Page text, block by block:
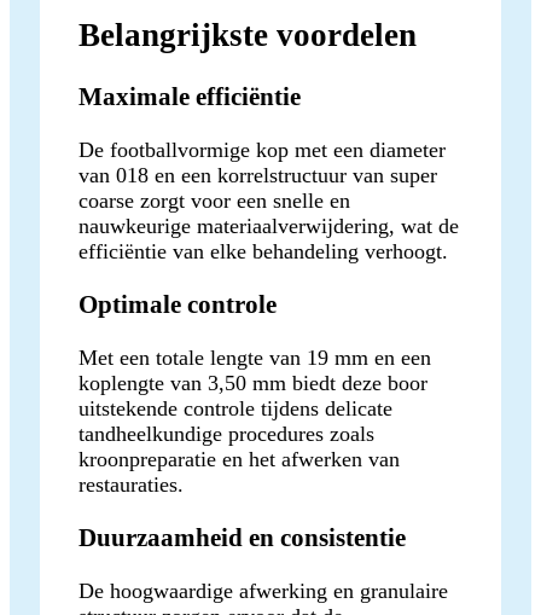
Belangrijkste voordelen
Maximale efficiëntie
De footballvormige kop met een diameter
van 018 en een korrelstructuur van super
coarse zorgt voor een snelle en
nauwkeurige materiaalverwijdering, wat de
efficiëntie van elke behandeling verhoogt.
Optimale controle
Met een totale lengte van 19 mm en een
koplengte van 3,50 mm biedt deze boor
uitstekende controle tijdens delicate
tandheelkundige procedures zoals
kroonpreparatie en het afwerken van
restauraties.
Duurzaamheid en consistentie
De hoogwaardige afwerking en granulaire